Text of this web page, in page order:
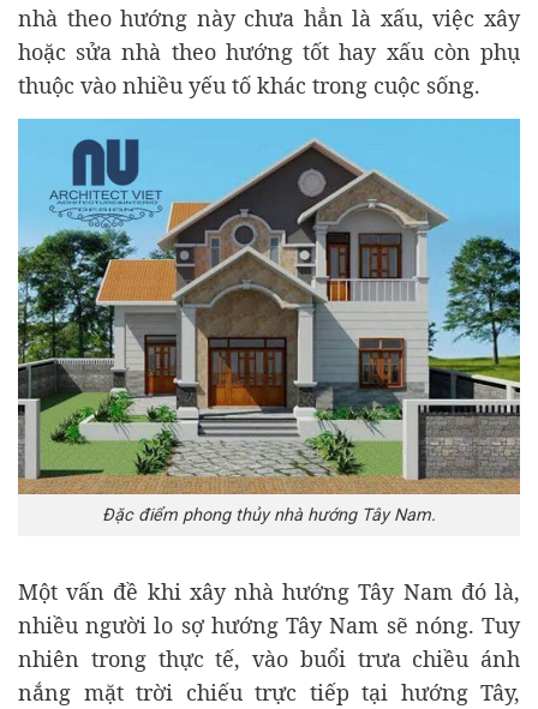
nhà theo hướng này chưa hẳn là xấu, việc xây
hoặc sửa nhà theo hướng tốt hay xấu còn phụ
thuộc vào nhiều yếu tố khác trong cuộc sống.
Đặc điểm phong thủy nhà hướng Tây Nam.
Một vấn đề khi xây nhà hướng Tây Nam đó là,
nhiều người lo sợ hướng Tây Nam sẽ nóng. Tuy
nhiên trong thực tế, vào buổi trưa chiều ánh
nắng mặt trời chiếu trực tiếp tại hướng Tây,